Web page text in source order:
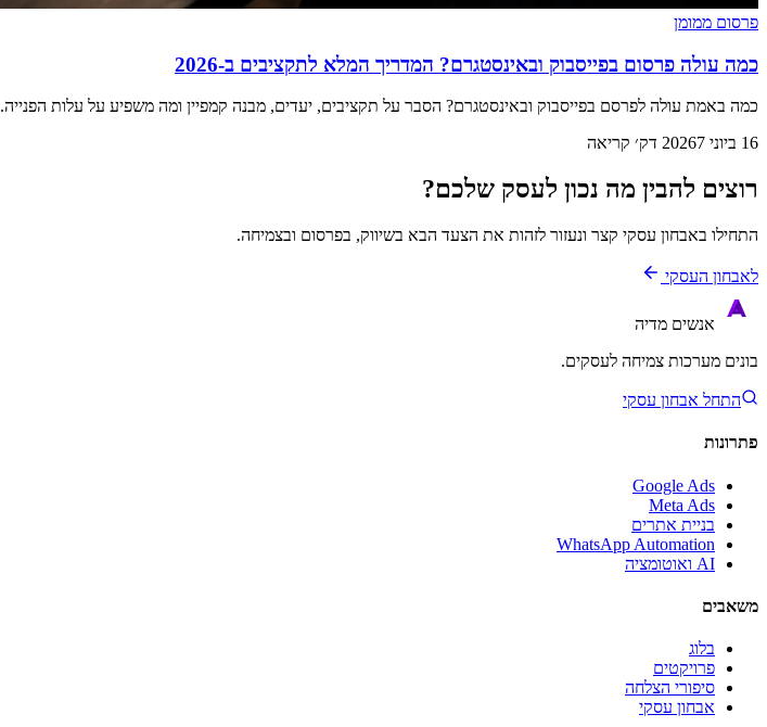
פרסום ממומן
כמה עולה פרסום בפייסבוק ובאינסטגרם? המדריך המלא לתקציבים ב-2026
כמה באמת עולה לפרסם בפייסבוק ובאינסטגרם? הסבר על תקציבים, יעדים, מבנה קמפיין ומה משפיע על עלות הפנייה.
16 ביוני 2026
7 דק׳ קריאה
רוצים להבין מה נכון לעסק שלכם?
התחילו באבחון עסקי קצר ונעזור לזהות את הצעד הבא בשיווק, בפרסום ובצמיחה.
לאבחון העסקי
אנשים מדיה
בונים מערכות צמיחה לעסקים.
התחל אבחון עסקי
פתרונות
Google Ads
Meta Ads
בניית אתרים
WhatsApp Automation
AI ואוטומציה
משאבים
בלוג
פרויקטים
סיפורי הצלחה
אבחון עסקי